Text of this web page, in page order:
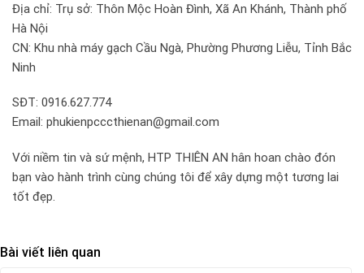
Địa chỉ: Trụ sở: Thôn Mộc Hoàn Đình, Xã An Khánh, Thành phố
Hà Nội
CN: Khu nhà máy gạch Cầu Ngà, Phường Phương Liễu, Tỉnh Bắc
Ninh
SĐT: 0916.627.774
Email: phukienpcccthienan@gmail.com
Với niềm tin và sứ mệnh, HTP THIÊN AN hân hoan chào đón
bạn vào hành trình cùng chúng tôi để xây dựng một tương lai
tốt đẹp.
Bài viết liên quan